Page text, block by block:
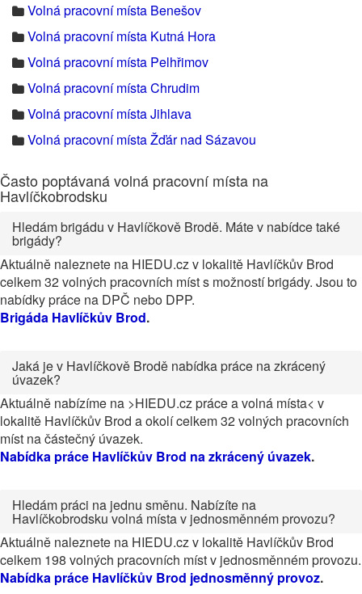
Volná pracovní místa Benešov
Volná pracovní místa Kutná Hora
Volná pracovní místa Pelhřimov
Volná pracovní místa Chrudim
Volná pracovní místa Jihlava
Volná pracovní místa Žďár nad Sázavou
Často poptávaná volná pracovní místa na
Havlíčkobrodsku
Hledám brigádu v Havlíčkově Brodě. Máte v nabídce také
brigády?
Aktuálně naleznete na HIEDU.cz v lokalitě Havlíčkův Brod
celkem 32 volných pracovních míst s možností brigády. Jsou to
nabídky práce na DPČ nebo DPP.
Brigáda Havlíčkův Brod.
Jaká je v Havlíčkově Brodě nabídka práce na zkrácený
úvazek?
Aktuálně nabízíme na >HIEDU.cz práce a volná místa< v
lokalitě Havlíčkův Brod a okolí celkem 32 volných pracovních
míst na částečný úvazek.
Nabídka práce Havlíčkův Brod na zkrácený úvazek.
Hledám práci na jednu směnu. Nabízíte na
Havlíčkobrodsku volná místa v jednosměnném provozu?
Aktuálně naleznete na HIEDU.cz v lokalitě Havlíčkův Brod
celkem 198 volných pracovních míst v jednosměnném provozu.
Nabídka práce Havlíčkův Brod jednosměnný provoz.